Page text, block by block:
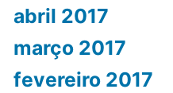
abril 2017
março 2017
fevereiro 2017